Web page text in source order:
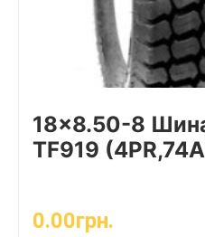
18×8.50-8
TF919
0.00грн.